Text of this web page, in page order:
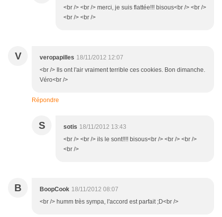
<br /> <br /> merci, je suis flattée!!! bisous<br /> <br />
<br /> <br />
V veropapilles 18/11/2012 12:07
<br /> Ils ont l'air vraiment terrible ces cookies. Bon dimanche.
Véro<br />
Répondre
S sotis 18/11/2012 13:43
<br /> <br /> ils le sont!!!! bisous<br /> <br /> <br />
<br />
B BoopCook 18/11/2012 08:07
<br /> humm très sympa, l'accord est parfait ;D<br />